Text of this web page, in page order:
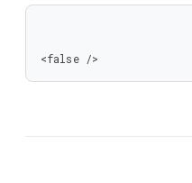
<false />